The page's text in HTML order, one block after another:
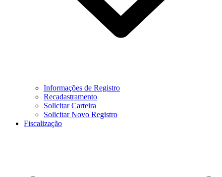
Informações de Registro
Recadastramento
Solicitar Carteira
Solicitar Novo Registro
Fiscalização